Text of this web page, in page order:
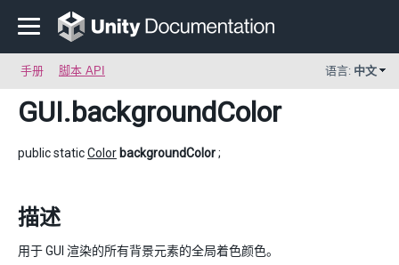
手册 脚本 API 语言: 中文
GUI.backgroundColor
public staticColor backgroundColor;
描述
用于 GUI 渲染的所有背景元素的全局着色颜色。